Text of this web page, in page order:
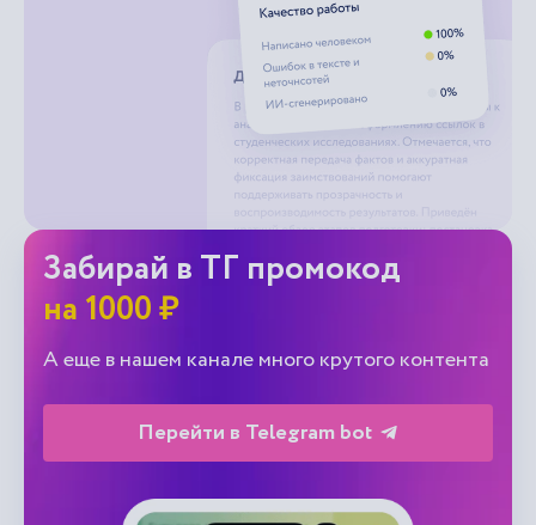
Забирай в ТГ промокод
на 1000 ₽
А еще в нашем канале много крутого контента
Перейти в Telegram bot